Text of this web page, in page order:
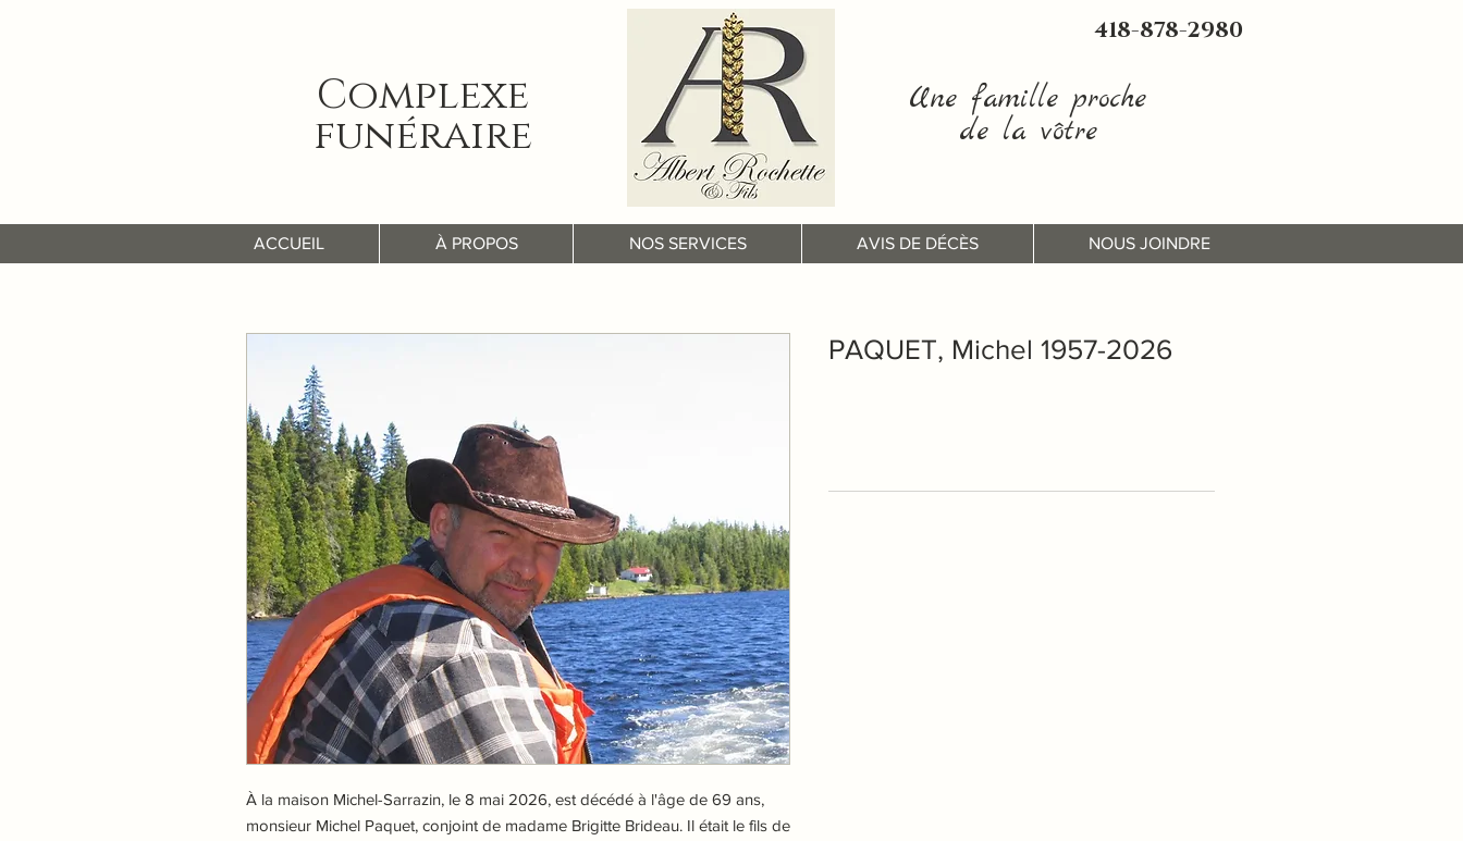
Complexe
funéraire
418-878-2980
Une famille proche
de la vôtre
ACCUEIL À PROPOS NOS SERVICES AVIS DE DÉCÈS NOUS JOINDRE
À la maison Michel-Sarrazin, le 8 mai 2026, est décédé à l'âge de 69 ans,
monsieur Michel Paquet, conjoint de madame Brigitte Brideau. Il était le fils de
PAQUET, Michel 1957-2026